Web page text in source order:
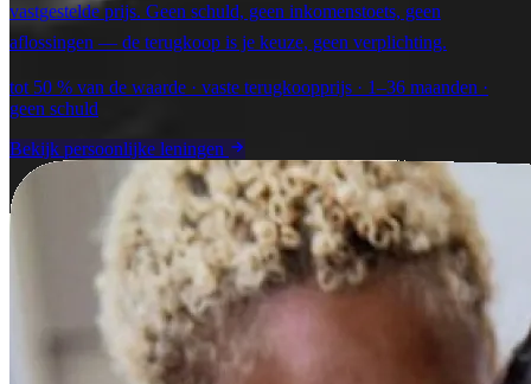
vastgestelde prijs. Geen schuld, geen inkomenstoets, geen
aflossingen — de terugkoop is je keuze, geen verplichting.
tot 50 % van de waarde · vaste terugkoopprijs · 1–36 maanden ·
geen schuld
Bekijk persoonlijke leningen